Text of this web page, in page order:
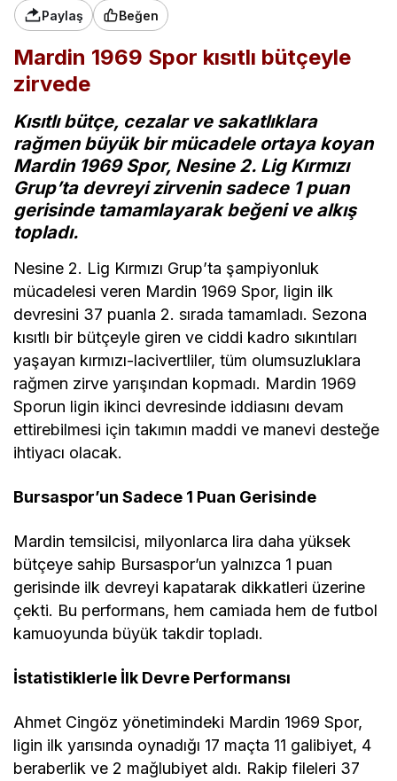
Paylaş Beğen
Mardin 1969 Spor kısıtlı bütçeyle
zirvede
Kısıtlı bütçe, cezalar ve sakatlıklara
rağmen büyük bir mücadele ortaya koyan
Mardin 1969 Spor, Nesine 2. Lig Kırmızı
Grup’ta devreyi zirvenin sadece 1 puan
gerisinde tamamlayarak beğeni ve alkış
topladı.
Nesine 2. Lig Kırmızı Grup’ta şampiyonluk
mücadelesi veren Mardin 1969 Spor, ligin ilk
devresini 37 puanla 2. sırada tamamladı. Sezona
kısıtlı bir bütçeyle giren ve ciddi kadro sıkıntıları
yaşayan kırmızı-lacivertliler, tüm olumsuzluklara
rağmen zirve yarışından kopmadı. Mardin 1969
Sporun ligin ikinci devresinde iddiasını devam
ettirebilmesi için takımın maddi ve manevi desteğe
ihtiyacı olacak.
Bursaspor’un Sadece 1 Puan Gerisinde
Mardin temsilcisi, milyonlarca lira daha yüksek
bütçeye sahip Bursaspor’un yalnızca 1 puan
gerisinde ilk devreyi kapatarak dikkatleri üzerine
çekti. Bu performans, hem camiada hem de futbol
kamuoyunda büyük takdir topladı.
İstatistiklerle İlk Devre Performansı
Ahmet Cingöz yönetimindeki Mardin 1969 Spor,
ligin ilk yarısında oynadığı 17 maçta 11 galibiyet, 4
beraberlik ve 2 mağlubiyet aldı. Rakip fileleri 37